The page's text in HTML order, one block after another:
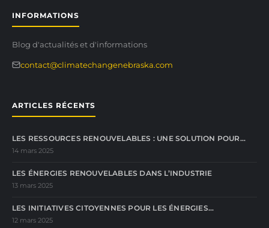
INFORMATIONS
Blog d'actualités et d'informations
contact@climatechangenebraska.com
ARTICLES RÉCENTS
LES RESSOURCES RENOUVELABLES : UNE SOLUTION POUR…
14 mars 2025
LES ÉNERGIES RENOUVELABLES DANS L’INDUSTRIE
13 mars 2025
LES INITIATIVES CITOYENNES POUR LES ÉNERGIES…
12 mars 2025